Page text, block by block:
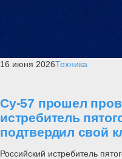
16 июня 2026Техника
Су-57 прошел
истребитель
подтвердил свой
Российский истребитель